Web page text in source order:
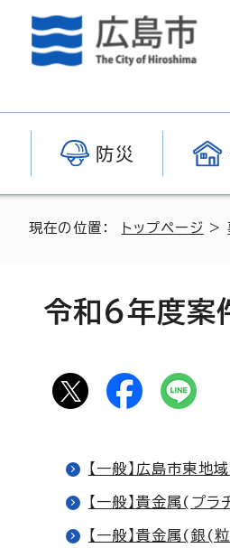
防災
現在の位置： トップページ >
令和6年度案
【一般】広島市東地
【一般】貴金属(プ
【一般】貴金属(銀(